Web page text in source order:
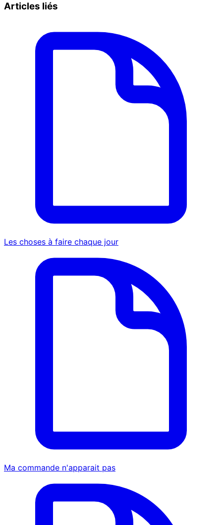
Articles liés
Les choses à faire chaque jour
Ma commande n'apparait pas